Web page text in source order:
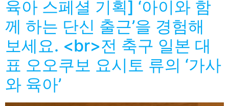
육아 스페셜 기획] ‘아이와 함
께 하는 단신 출근’을 경험해
보세요. <br>전 축구 일본 대
표 오오쿠보 요시토 류의 ‘가사
와 육아’